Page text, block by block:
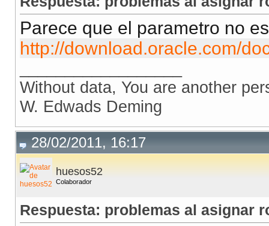
Parece que el parametro no
http://download.oracle.com/
Without data, You are another
W. Edwads Deming
28/02/2011, 16:17
huesos52
Colaborador
Respuesta: problemas al asignar